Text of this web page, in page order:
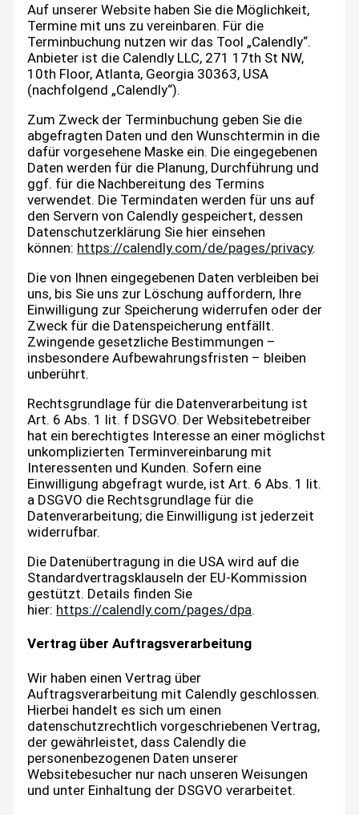
Auf unserer Website haben Sie die Möglichkeit,
Termine mit uns zu vereinbaren. Für die
Terminbuchung nutzen wir das Tool „Calendly“.
Anbieter ist die Calendly LLC, 271 17th St NW,
10th Floor, Atlanta, Georgia 30363, USA
(nachfolgend „Calendly“).
Zum Zweck der Terminbuchung geben Sie die
abgefragten Daten und den Wunschtermin in die
dafür vorgesehene Maske ein. Die eingegebenen
Daten werden für die Planung, Durchführung und
ggf. für die Nachbereitung des Termins
verwendet. Die Termindaten werden für uns auf
den Servern von Calendly gespeichert, dessen
Datenschutzerklärung Sie hier einsehen
können: https://calendly.com/de/pages/privacy.
Die von Ihnen eingegebenen Daten verbleiben bei
uns, bis Sie uns zur Löschung auffordern, Ihre
Einwilligung zur Speicherung widerrufen oder der
Zweck für die Datenspeicherung entfällt.
Zwingende gesetzliche Bestimmungen –
insbesondere Aufbewahrungsfristen – bleiben
unberührt.
Rechtsgrundlage für die Datenverarbeitung ist
Art. 6 Abs. 1 lit. f DSGVO. Der Websitebetreiber
hat ein berechtigtes Interesse an einer möglichst
unkomplizierten Terminvereinbarung mit
Interessenten und Kunden. Sofern eine
Einwilligung abgefragt wurde, ist Art. 6 Abs. 1 lit.
a DSGVO die Rechtsgrundlage für die
Datenverarbeitung; die Einwilligung ist jederzeit
widerrufbar.
Die Datenübertragung in die USA wird auf die
Standardvertragsklauseln der EU-Kommission
gestützt. Details finden Sie
hier: https://calendly.com/pages/dpa.
Vertrag über Auftragsverarbeitung
Wir haben einen Vertrag über
Auftragsverarbeitung mit Calendly geschlossen.
Hierbei handelt es sich um einen
datenschutzrechtlich vorgeschriebenen Vertrag,
der gewährleistet, dass Calendly die
personenbezogenen Daten unserer
Websitebesucher nur nach unseren Weisungen
und unter Einhaltung der DSGVO verarbeitet.